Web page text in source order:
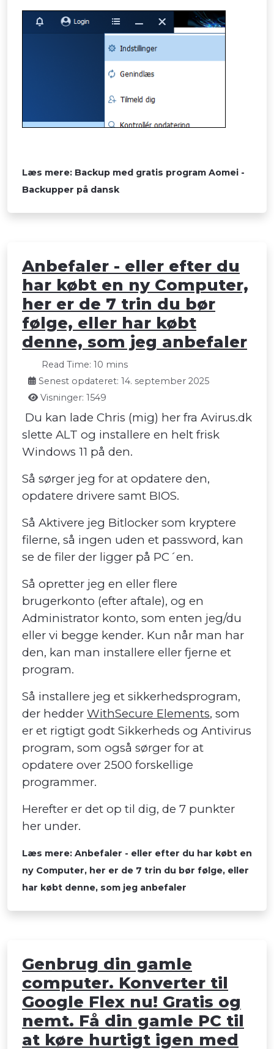
Læs mere: Backup med gratis program Aomei -
Backupper på dansk
Anbefaler - eller efter du
har købt en ny Computer,
her er de 7 trin du bør
følge, eller har købt
denne, som jeg anbefaler
Read Time: 10 mins
Senest opdateret: 14. september 2025
Visninger: 1549
Du kan lade Chris (mig) her fra Avirus.dk
slette ALT og installere en helt frisk
Windows 11 på den.
Så sørger jeg for at opdatere den,
opdatere drivere samt BIOS.
Så Aktivere jeg Bitlocker som kryptere
filerne, så ingen uden et password, kan
se de filer der ligger på PC´en.
Så opretter jeg en eller flere
brugerkonto (efter aftale), og en
Administrator konto, som enten jeg/du
eller vi begge kender. Kun når man har
den, kan man installere eller fjerne et
program.
Så installere jeg et sikkerhedsprogram,
der hedder WithSecure Elements, som
er et rigtigt godt Sikkerheds og Antivirus
program, som også sørger for at
opdatere over 2500 forskellige
programmer.
Herefter er det op til dig, de 7 punkter
her under.
Læs mere: Anbefaler - eller efter du har købt en
ny Computer, her er de 7 trin du bør følge, eller
har købt denne, som jeg anbefaler
Genbrug din gamle
computer. Konverter til
Google Flex nu! Gratis og
nemt. Få din gamle PC til
at køre hurtigt igen med